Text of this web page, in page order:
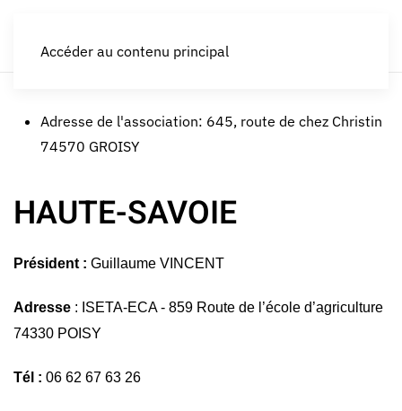
Accéder au contenu principal
Adresse de l'association: 645, route de chez Christin
74570 GROISY
HAUTE-SAVOIE
Président : Guillaume VINCENT
Adresse : ISETA-ECA - 859 Route de l’école d’agriculture
74330 POISY
Tél : 06 62 67 63 26